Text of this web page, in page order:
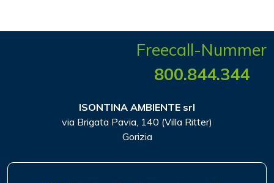
Freecall-Nummer
800.844.344
ISONTINA AMBIENTE srl
via Brigata Pavia, 140 (Villa Ritter)
Gorizia